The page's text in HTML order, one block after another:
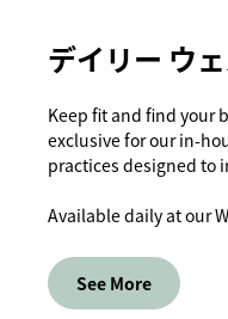
デイリー ウ
Keep fit and find your
exclusive for our in-
practices designed to
Available daily at our
See More